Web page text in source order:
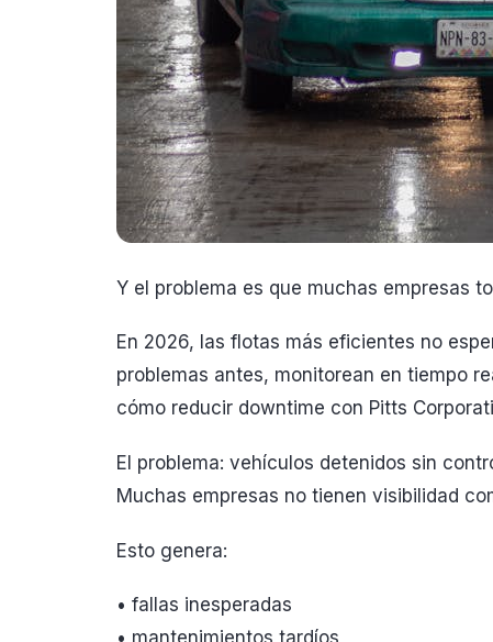
Y el problema es que muchas empresas
En 2026, las flotas más eficientes no
problemas antes, monitorean en tiempo
cómo reducir downtime con Pitts
El problema: vehículos detenidos sin
Muchas empresas no tienen visibilidad
Esto genera:
• fallas inesperadas